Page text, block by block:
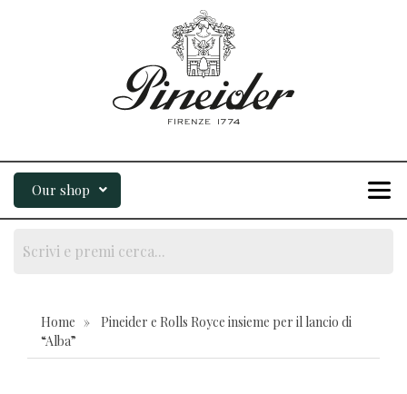
Our shop
Home » Pineider e Rolls Royce insieme per il lancio di
“Alba”